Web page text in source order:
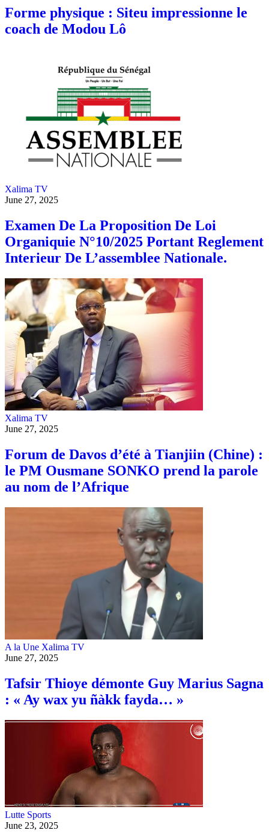
Forme physique : Siteu impressionne le
coach de Modou Lô
Xalima TV
June 27, 2025
Examen De La Proposition De Loi
Organiquie N°10/2025 Portant Reglement
Interieur De L’assemblee Nationale.
Xalima TV
June 27, 2025
Forum de Davos d’été à Tianjiin (Chine) :
le PM Ousmane SONKO prend la parole
au nom de l’Afrique
A la Une Xalima TV
June 27, 2025
Tafsir Thioye démonte Guy Marius Sagna
: « Ay wax yu ñàkk fayda… »
Lutte Sports
June 23, 2025